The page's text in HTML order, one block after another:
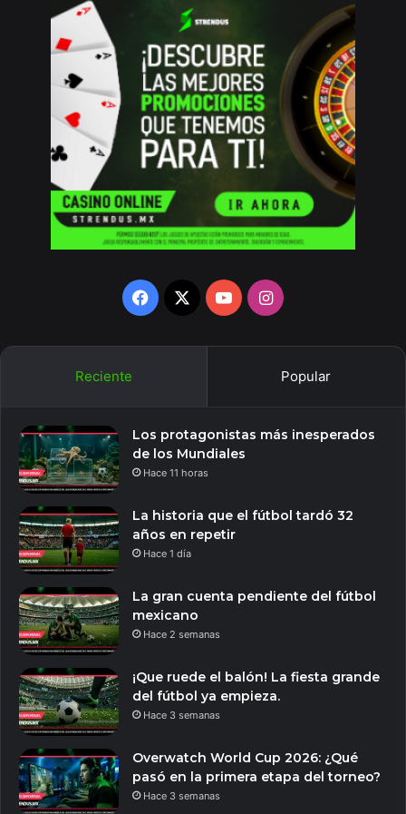
Facebook
X YouTubeInstagram
Reciente Popular
Los protagonistas más inesperados
de los Mundiales
Hace 11 horas
La historia que el fútbol tardó 32
años en repetir
Hace 1 día
La gran cuenta pendiente del fútbol
mexicano
Hace 2 semanas
¡Que ruede el balón! La fiesta grande
del fútbol ya empieza.
Hace 3 semanas
Overwatch World Cup 2026: ¿Qué
pasó en la primera etapa del torneo?
Hace 3 semanas